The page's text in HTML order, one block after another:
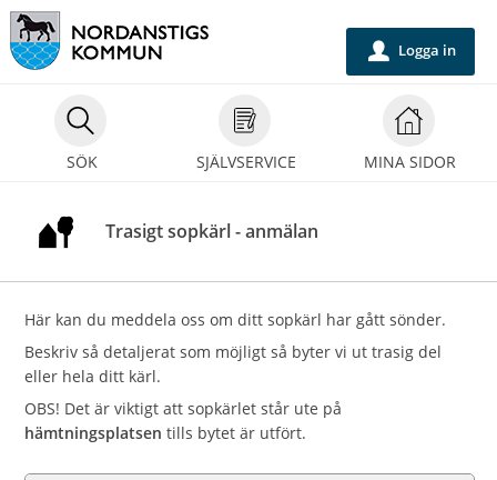
Välkommen
till
självservice
Nordanstigs
kommun
SÖK SJÄLVSERVICE MINA SIDOR
u Logga in
Trasigt sopkärl - anmälan
Här kan du meddela oss om ditt sopkärl har gått sönder.
Beskriv så detaljerat som möjligt så byter vi ut trasig del
eller hela ditt kärl.
OBS! Det är viktigt att sopkärlet står ute på
hämtningsplatsentills bytet är utfört.